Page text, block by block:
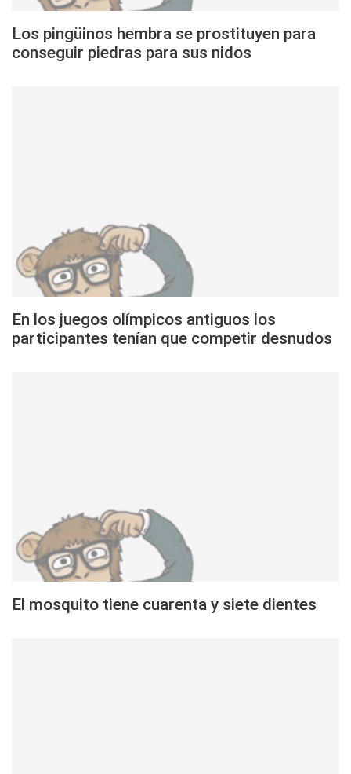
Los pingüinos hembra se prostituyen para
conseguir piedras para sus nidos
En los juegos olímpicos antiguos los
participantes tenían que competir desnudos
El mosquito tiene cuarenta y siete dientes